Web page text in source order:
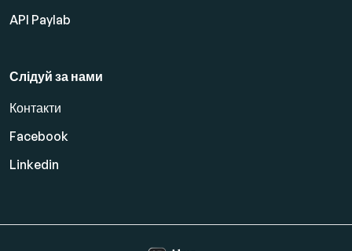
API Paylab
Слідуй за нами
Контакти
Facebook
Linkedin